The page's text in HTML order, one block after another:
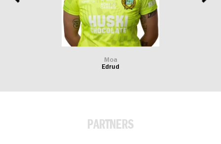
Moa
Edrud
PARTNERS